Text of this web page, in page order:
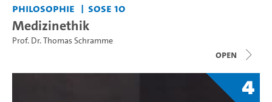
Philosophie SoSe 10
Medizinethik
Prof. Dr. Thomas Schramme
open
4